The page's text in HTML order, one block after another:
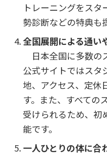
トレーニングをスタ
勢診断などの特典も
全国展開による通い
日本全国に多数の
公式サイトではスタ
地、アクセス、定休
す。また、すべての
受けられるため、初
能です。
一人ひとりの体に合